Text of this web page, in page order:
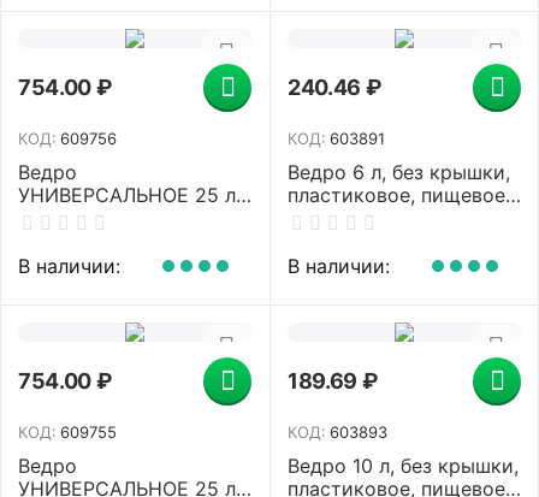
754.00₽
КОД: 609756
Ведро
УНИВЕРСАЛЬНОЕ 25 л,
СИНЕЕ, подходит для
уборки, хранения,
В наличии:
240.46 ₽
КОД: 603891
Ведро 6 л, без крышки,
пластиковое, пищевое,
с глянцевым узором,
шкала, LAIMA, 603891
В наличии:
754.00₽
КОД: 609755
Ведро
УНИВЕРСАЛЬНОЕ 25 л,
189.69 ₽
КОД: 603893
Ведро 10 л, без крышки,
пластиковое, пищевое,